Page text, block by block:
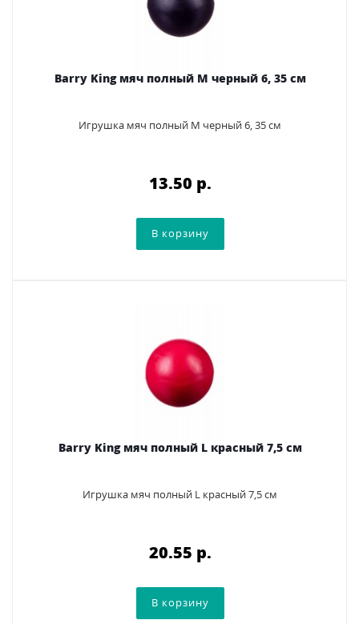
Barry King мяч полный M черный 6, 35 см
Игрушка мяч полный M черный 6, 35 см
13.50 p.
Barry King мяч полный L красный 7,5 см
Игрушка мяч полный L красный 7,5 см
20.55 p.